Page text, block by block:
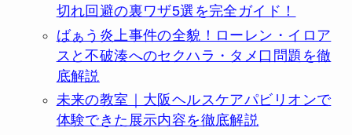
切れ回避の裏ワザ5選を完全ガイド！
ばぁう炎上事件の全貌！ローレン・イロア
スと不破湊へのセクハラ・タメ口問題を徹
底解説
未来の教室｜大阪ヘルスケアパビリオンで
体験できた展示内容を徹底解説